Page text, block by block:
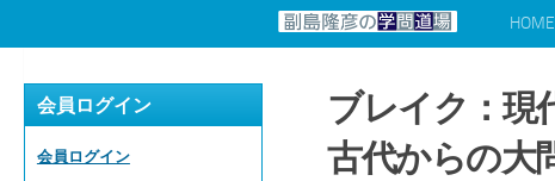
HOME
ブレイク：現
古代からの大
会員ログイン
会員ログイン